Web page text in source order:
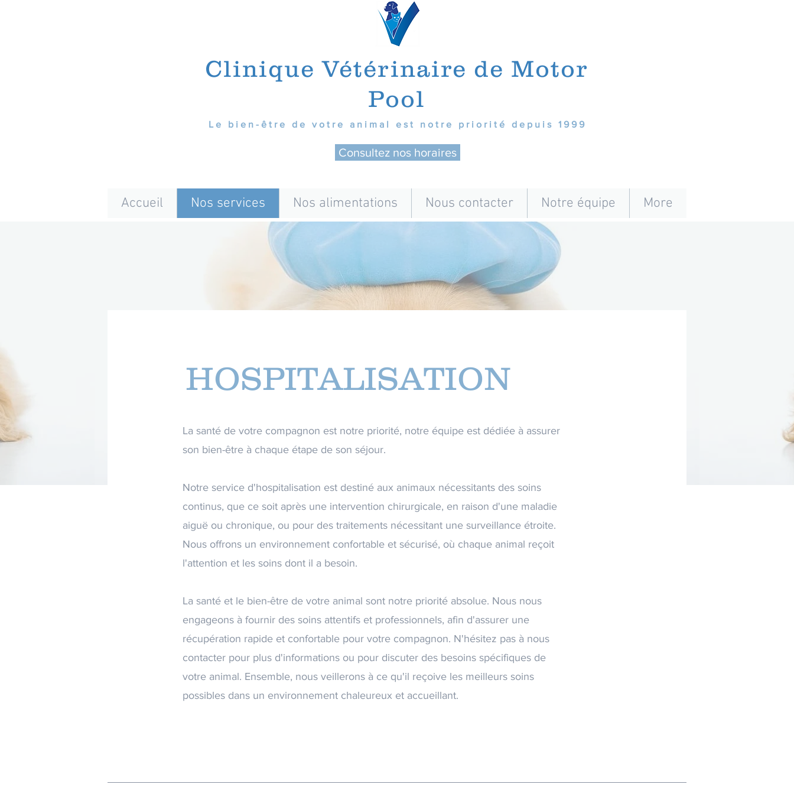
Clinique Vétérinaire de Motor
Pool
Le bien-être de votre animal est notre priorité depuis 1999
Consultez nos horaires
Accueil Nos services Nos alimentations Nous contacter Notre équipe More
HOSPITALISATION
La santé de votre compagnon est notre priorité, notre équipe est dédiée à assurer
son bien-être à chaque étape de son séjour.
Notre service d'hospitalisation est destiné aux animaux nécessitants des soins
continus, que ce soit après une intervention chirurgicale, en raison d'une maladie
aiguë ou chronique, ou pour des traitements nécessitant une surveillance étroite.
Nous offrons un environnement confortable et sécurisé, où chaque animal reçoit
l'attention et les soins dont il a besoin.
La santé et le bien-être de votre animal sont notre priorité absolue. Nous nous
engageons à fournir des soins attentifs et professionnels, afin d'assurer une
récupération rapide et confortable pour votre compagnon. N'hésitez pas à nous
contacter pour plus d'informations ou pour discuter des besoins spécifiques de
votre animal. Ensemble, nous veillerons à ce qu'il reçoive les meilleurs soins
possibles dans un environnement chaleureux et accueillant.